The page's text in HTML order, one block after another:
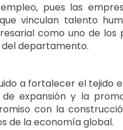
pues las
vinculan talento
como uno de
departamento.
a fortalecer el tejido
expansión y la
con la
de la economía global.